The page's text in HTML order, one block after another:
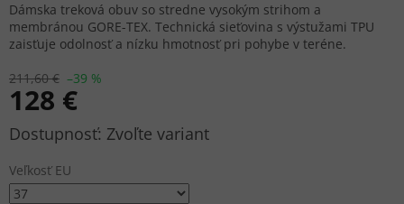
211,60 € –39 %
128 €
Jednotková
Zvoľte variant
Veľkosť EU
Dámska treková obuv so stredne vysokým strihom a
membránou GORE-TEX. Technická sieťovina s výstužami TPU
zaisťuje odolnosť a nízku hmotnosť pri pohybe v teréne.